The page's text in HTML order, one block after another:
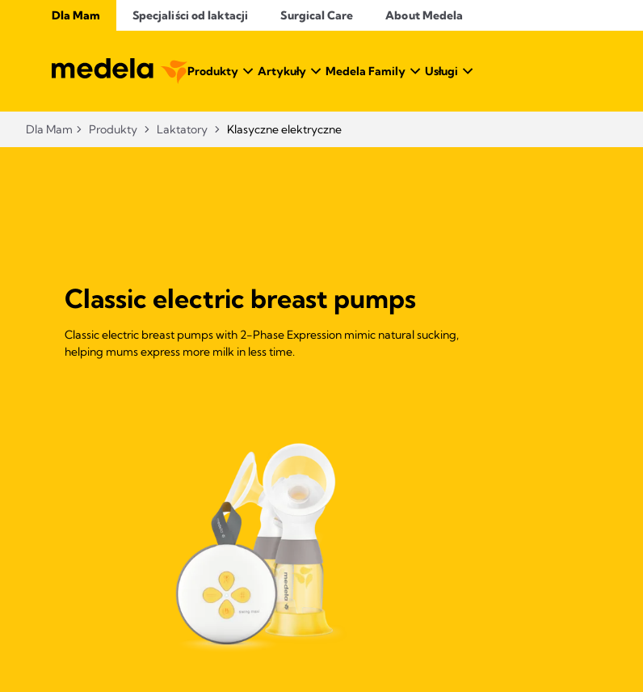
Dla Mam Specjaliści od laktacji Surgical Care About Medela
Produkty Artykuły Medela Family Usługi
Dla Mam Produkty Laktatory Klasyczne elektryczne
Classic electric breast pumps
Classic electric breast pumps with 2-Phase Expression mimic natural sucking,
helping mums express more milk in less time.